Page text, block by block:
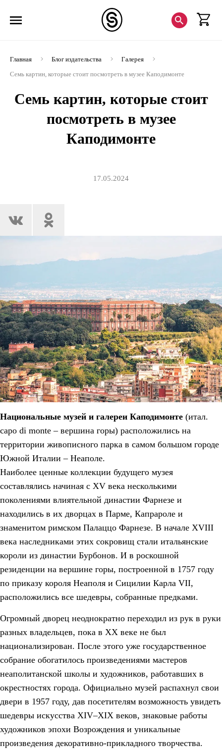
Главная Блог издательства
Галерея
Семь картин, которые стоит посмотреть в музее Каподимонте
Семь картин, которые стоит
посмотреть в музее
Каподимонте
17.05.2024
Национальные музей и галереи Каподимонте (итал.
capo di monte – вершина горы) расположились на
территории живописного парка в самом большом городе
Южной Италии – Неаполе.
Наиболее ценные коллекции будущего музея
составлялись начиная с XV века несколькими
поколениями влиятельной династии Фарнезе и
находились в их дворцах в Парме, Капрароле и
знаменитом римском Палаццо Фарнезе. В начале XVIII
века наследниками этих сокровищ стали итальянские
короли из династии Бурбонов. И в роскошной
резиденции на вершине горы, построенной в 1757 году
по приказу короля Неаполя и Сицилии Карла VII,
расположились все шедевры, собранные предками.
Огромный дворец неоднократно переходил из рук в руки
разных владельцев, пока в ХХ веке не был
национализирован. После этого уже государственное
собрание обогатилось произведениями мастеров
неаполитанской школы и художников, работавших в
окрестностях города. Официально музей распахнул свои
двери в 1957 году, дав посетителям возможность увидеть
шедевры искусства XIV–XIX веков, знаковые работы
художников эпохи Возрождения и уникальные
произведения декоративно-прикладного творчества.